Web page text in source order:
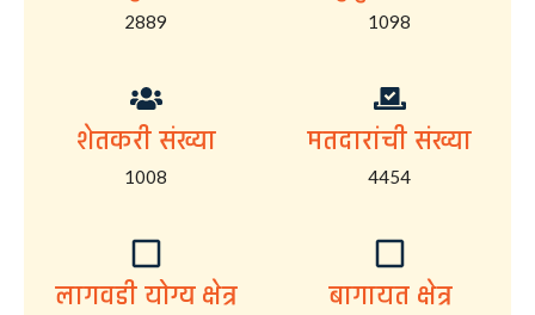
2889 1098
शेतकरी संख्या
1008
मतदारांची संख्या
4454
लागवडी योग्य क्षेत्र बागायत क्षेत्र